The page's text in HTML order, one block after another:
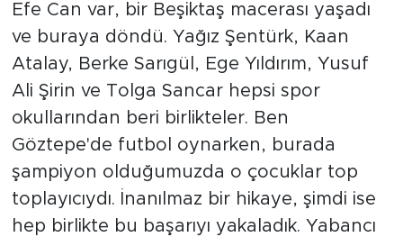
Efe Can var, bir Beşiktaş macerası yaşadı
ve buraya döndü. Yağız Şentürk, Kaan
Atalay, Berke Sarıgül, Ege Yıldırım, Yusuf
Ali Şirin ve Tolga Sancar hepsi spor
okullarından beri birlikteler. Ben
Göztepe'de futbol oynarken, burada
şampiyon olduğumuzda o çocuklar top
toplayıcıydı. İnanılmaz bir hikaye, şimdi ise
hep birlikte bu başarıyı yakaladık. Yabancı